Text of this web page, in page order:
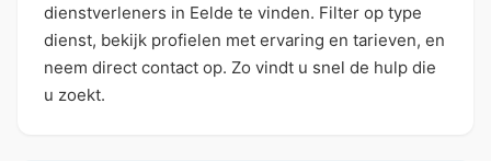
dienstverleners in Eelde te vinden. Filter op type
dienst, bekijk profielen met ervaring en tarieven, en
neem direct contact op. Zo vindt u snel de hulp die
u zoekt.